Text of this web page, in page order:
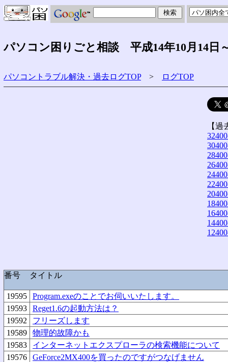
パソコン困りごと相談 平成14年10月14日
パソコントラブル解決・過去ログTOP> ログTOP
【
番号 タイトル
19595
Program.exeのことでお伺いいたします。
19593
Reget1.6の起動方法は？
19592
フリーズします
19589
物理的故障かも
19583
インターネットエクスプローラの検索機能について
19576
GeForce2MX400を買ったのですがつなげません